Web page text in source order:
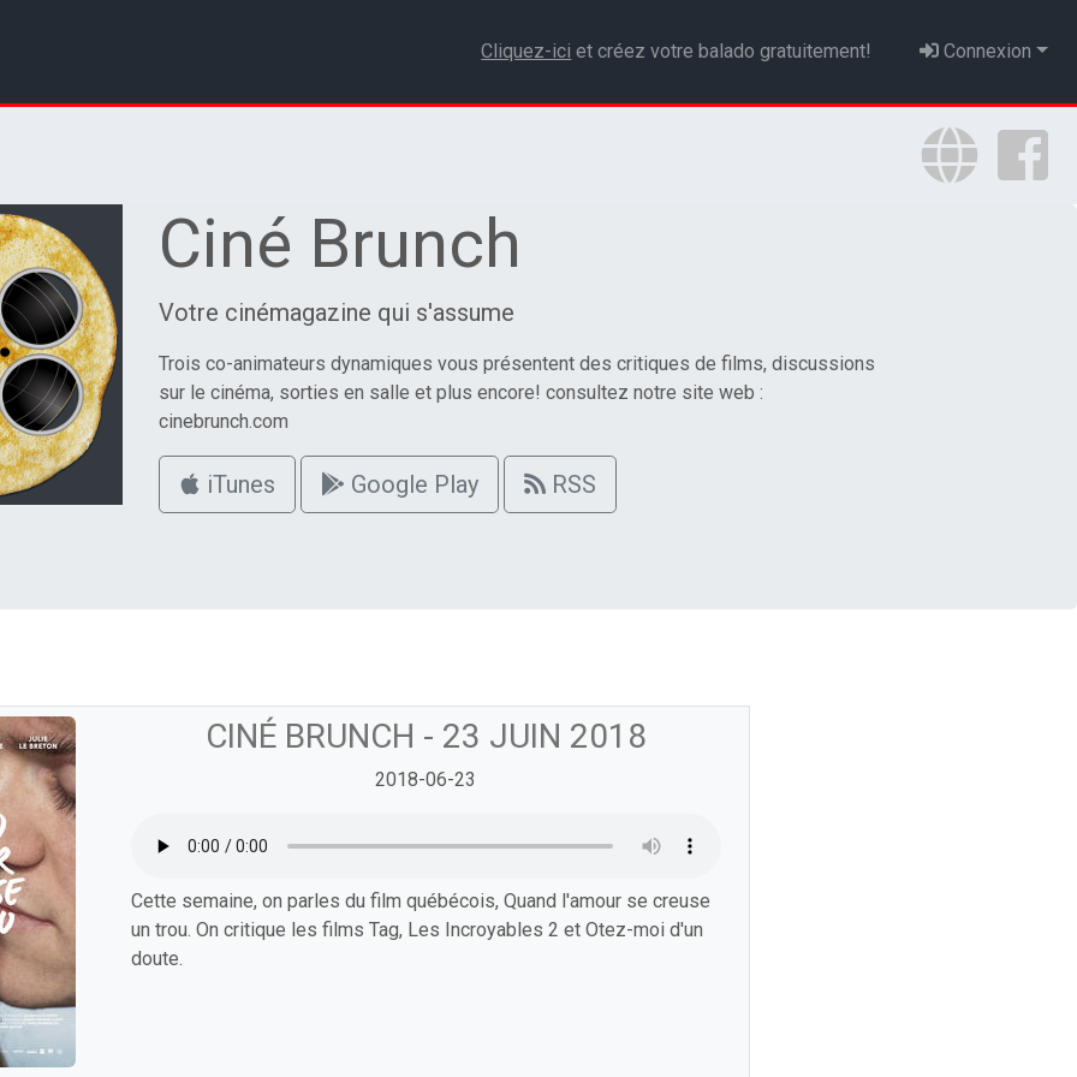
Cliquez-ici et créez votre balado gratuitement! Connexion
Ciné Brunch
Votre cinémagazine qui s'assume
Trois co-animateurs dynamiques vous présentent des critiques de films, discussions
sur le cinéma, sorties en salle et plus encore! consultez notre site web :
cinebrunch.com
iTunes Google Play RSS
CINÉ BRUNCH - 23 JUIN 2018
2018-06-23
Cette semaine, on parles du film québécois, Quand l'amour se creuse
un trou. On critique les films Tag, Les Incroyables 2 et Otez-moi d'un
doute.